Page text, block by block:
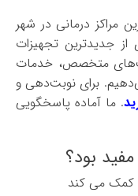
مراکز درمانی در شهر
جدیدترین تجهیزات
متخصص، خدمات
برای نوبت‌دهی و
. ما آماده پاسخگویی
مفید بود؟
کمک مي کند